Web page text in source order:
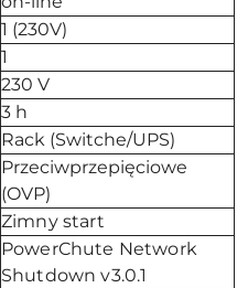
1 (230V)
1
230 V
3 h
Rack (Switche/UPS)
Przeciwprzepięciowe
(OVP)
Zimny start
PowerChute Network
Shutdown v3.0.1